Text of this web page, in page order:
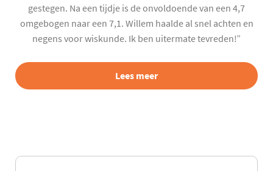
gestegen. Na een tijdje is de onvoldoende van een 4,7
omgebogen naar een 7,1. Willem haalde al snel achten en
negens voor wiskunde. Ik ben uitermate tevreden!”
Lees meer